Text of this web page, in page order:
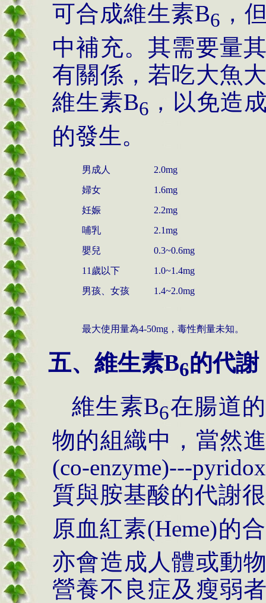
可合成維生素B6 ，
中補充。其需要量
有關係，若吃大魚
維生素B6 ，以免造
的發生。
男成人
2.0mg
婦女
1.6mg
妊娠
2.2mg
哺乳
2.1mg
嬰兒
0.3~0.6mg
11歲以下
1.0~1.4mg
男孩、女孩
1.4~2.0mg
最大使用量為4-50mg，毒性劑量未知。
五、維生素B6的代謝
維生素B6在腸道
物的組織中，當然
(co-enzyme)---
質與胺基酸的代謝
原血紅素(Heme)的
亦會造成人體或動
營養不良症及瘦弱